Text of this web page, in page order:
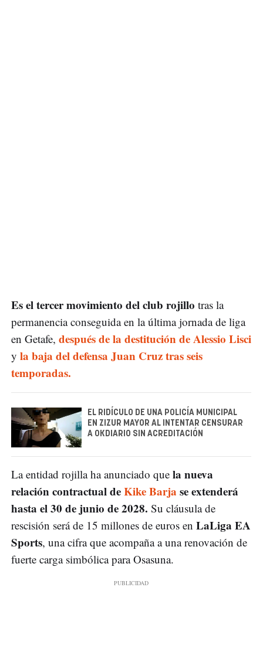
Es el tercer movimiento del club rojillo tras la
permanencia conseguida en la última jornada de liga
en Getafe, después de la destitución de Alessio Lisci
y la baja del defensa Juan Cruz tras seis
temporadas.
EL RIDÍCULO DE UNA POLICÍA MUNICIPAL
EN ZIZUR MAYOR AL INTENTAR CENSURAR
A OKDIARIO SIN ACREDITACIÓN
La entidad rojilla ha anunciado que la nueva
relación contractual deKike Barja se extenderá
hasta el 30 de junio de 2028. Su cláusula de
rescisión será de 15 millones de euros en LaLiga EA
Sports, una cifra que acompaña a una renovación de
fuerte carga simbólica para Osasuna.